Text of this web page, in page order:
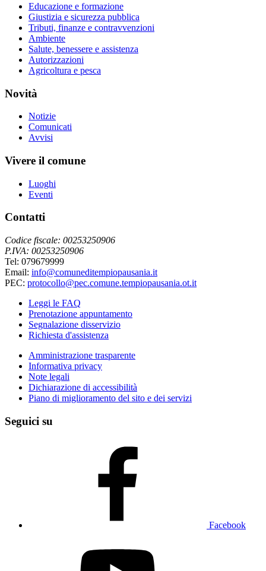
Educazione e formazione
Giustizia e sicurezza pubblica
Tributi, finanze e contravvenzioni
Ambiente
Salute, benessere e assistenza
Autorizzazioni
Agricoltura e pesca
Novità
Notizie
Comunicati
Avvisi
Vivere il comune
Luoghi
Eventi
Contatti
Codice fiscale: 00253250906
P.IVA: 00253250906
Tel: 079679999
Email: info@comuneditempiopausania.it
PEC: protocollo@pec.comune.tempiopausania.ot.it
Leggi le FAQ
Prenotazione appuntamento
Segnalazione disservizio
Richiesta d'assistenza
Amministrazione trasparente
Informativa privacy
Note legali
Dichiarazione di accessibilità
Piano di miglioramento del sito e dei servizi
Seguici su
Facebook